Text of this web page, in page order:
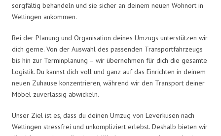
sorgfältig behandeln und sie sicher an deinem neuen Wohnort in
Wettingen ankommen.
Bei der Planung und Organisation deines Umzugs unterstützen wir
dich gerne. Von der Auswahl des passenden Transportfahrzeugs
bis hin zur Terminplanung – wir übernehmen für dich die gesamte
Logistik. Du kannst dich voll und ganz auf das Einrichten in deinem
neuen Zuhause konzentrieren, während wir den Transport deiner
Möbel zuverlässig abwickeln.
Unser Ziel ist es, dass du deinen Umzug von Leverkusen nach
Wettingen stressfrei und unkompliziert erlebst. Deshalb bieten wir